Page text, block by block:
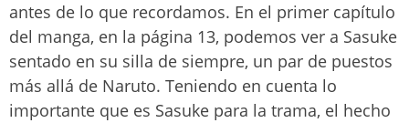
antes de lo que recordamos. En el primer capítulo
del manga, en la página 13, podemos ver a Sasuke
sentado en su silla de siempre, un par de puestos
más allá de Naruto. Teniendo en cuenta lo
importante que es Sasuke para la trama, el hecho